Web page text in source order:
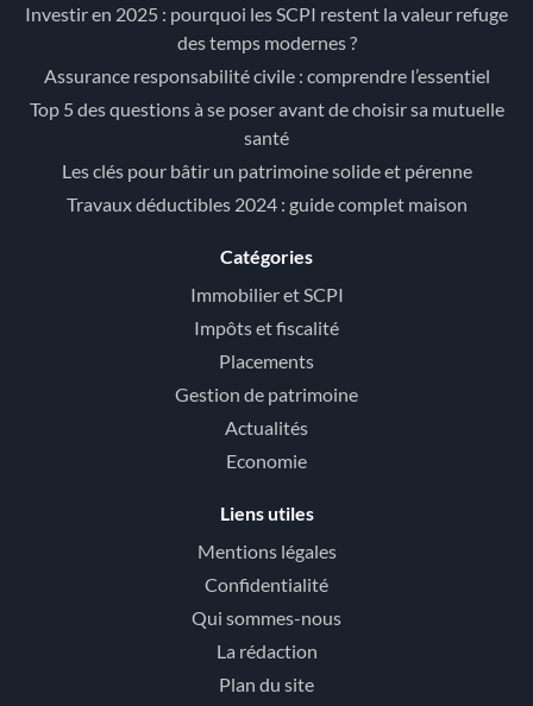
Investir en 2025 : pourquoi les SCPI restent la valeur refuge
des temps modernes ?
Assurance responsabilité civile : comprendre l’essentiel
Top 5 des questions à se poser avant de choisir sa mutuelle
santé
Les clés pour bâtir un patrimoine solide et pérenne
Travaux déductibles 2024 : guide complet maison
Catégories
Immobilier et SCPI
Impôts et fiscalité
Placements
Gestion de patrimoine
Actualités
Economie
Liens utiles
Mentions légales
Confidentialité
Qui sommes-nous
La rédaction
Plan du site